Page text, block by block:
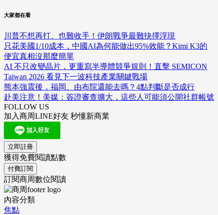
大家都在看
川普不想再打、也難收手！伊朗戰爭最難抉擇浮現
只花美國1/10成本，中國AI為何能做出95%效能？Kimi K3的
便宜真相沒那麼簡單
AI 不只改變晶片，更重寫半導體競爭規則！直擊 SEMICON
Taiwan 2026 看見下一波科技產業關鍵戰場
熊本強震後，福岡、由布院還能去嗎？4點判斷是否成行
赴美注意！美媒：簽證審查擴大，這些人可能須公開社群帳號
FOLLOW US
加入商周LINE好友 秒懂新商業
立即註冊
獲得免費閱讀點數
付費訂閱
訂閱商周數位閱讀
內容分類
焦點